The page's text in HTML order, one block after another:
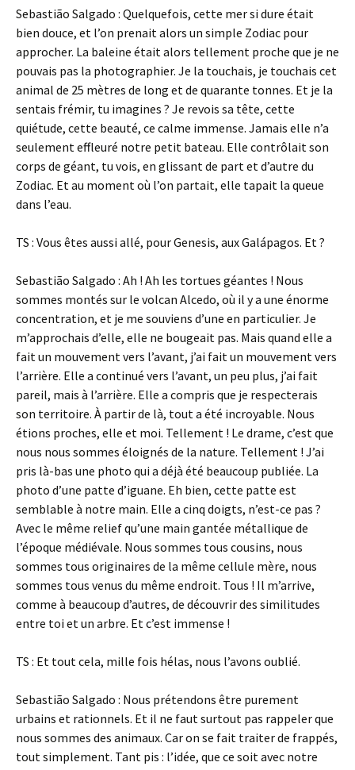
Sebastião Salgado : Quelquefois, cette mer si dure était
bien douce, et l’on prenait alors un simple Zodiac pour
approcher. La baleine était alors tellement proche que je ne
pouvais pas la photographier. Je la touchais, je touchais cet
animal de 25 mètres de long et de quarante tonnes. Et je la
sentais frémir, tu imagines ? Je revois sa tête, cette
quiétude, cette beauté, ce calme immense. Jamais elle n’a
seulement effleuré notre petit bateau. Elle contrôlait son
corps de géant, tu vois, en glissant de part et d’autre du
Zodiac. Et au moment où l’on partait, elle tapait la queue
dans l’eau.
TS : Vous êtes aussi allé, pour Genesis, aux Galápagos. Et ?
Sebastião Salgado : Ah ! Ah les tortues géantes ! Nous
sommes montés sur le volcan Alcedo, où il y a une énorme
concentration, et je me souviens d’une en particulier. Je
m’approchais d’elle, elle ne bougeait pas. Mais quand elle a
fait un mouvement vers l’avant, j’ai fait un mouvement vers
l’arrière. Elle a continué vers l’avant, un peu plus, j’ai fait
pareil, mais à l’arrière. Elle a compris que je respecterais
son territoire. À partir de là, tout a été incroyable. Nous
étions proches, elle et moi. Tellement ! Le drame, c’est que
nous nous sommes éloignés de la nature. Tellement ! J’ai
pris là-bas une photo qui a déjà été beaucoup publiée. La
photo d’une patte d’iguane. Eh bien, cette patte est
semblable à notre main. Elle a cinq doigts, n’est-ce pas ?
Avec le même relief qu’une main gantée métallique de
l’époque médiévale. Nous sommes tous cousins, nous
sommes tous originaires de la même cellule mère, nous
sommes tous venus du même endroit. Tous ! Il m’arrive,
comme à beaucoup d’autres, de découvrir des similitudes
entre toi et un arbre. Et c’est immense !
TS : Et tout cela, mille fois hélas, nous l’avons oublié.
Sebastião Salgado : Nous prétendons être purement
urbains et rationnels. Et il ne faut surtout pas rappeler que
nous sommes des animaux. Car on se fait traiter de frappés,
tout simplement. Tant pis : l’idée, que ce soit avec notre